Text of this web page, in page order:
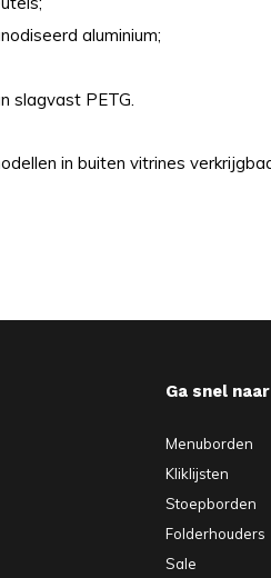
aluminium;
slagvast PETG.
in buiten vitrines
Ga snel naar
Menuborden
Kliklijsten
Stoepborden
Folderhouders
Sale